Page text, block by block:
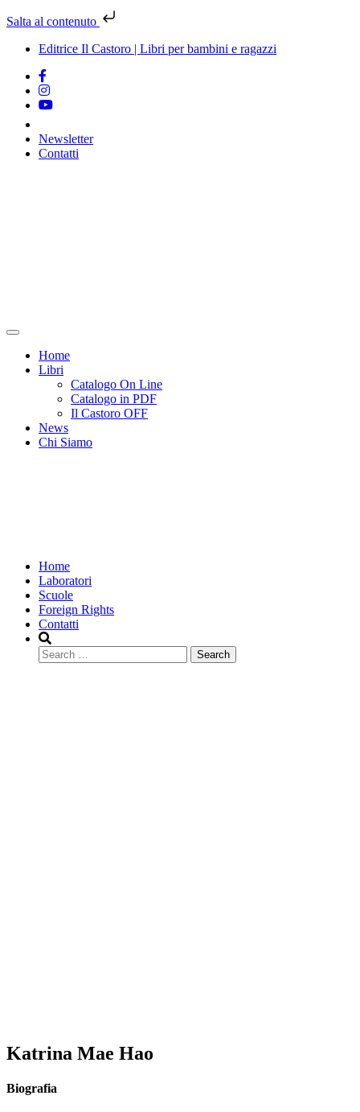
Salta al contenuto
Editrice Il Castoro | Libri per bambini e ragazzi
Newsletter
Contatti
Home
Libri
Catalogo On Line
Catalogo in PDF
Il Castoro OFF
News
Chi Siamo
Home
Laboratori
Scuole
Foreign Rights
Contatti
Search
Katrina Mae Hao
Biografia